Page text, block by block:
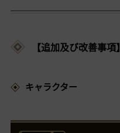
【追加及び改善事項】
キャラクター